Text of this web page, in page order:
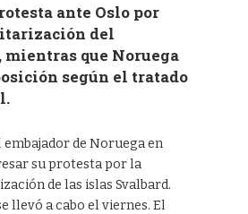
ante Oslo por
del
que Noruega
según el tratado
embajador de Noruega en
su protesta por la
de las islas Svalbard.
llevó a cabo el viernes. El